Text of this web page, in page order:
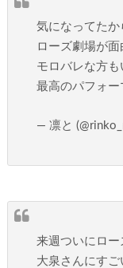
気になってたか
ローズ劇場が面
モロバレな方
最高のパフォー
— 凛と
来週ついにロー
大泉さんにす